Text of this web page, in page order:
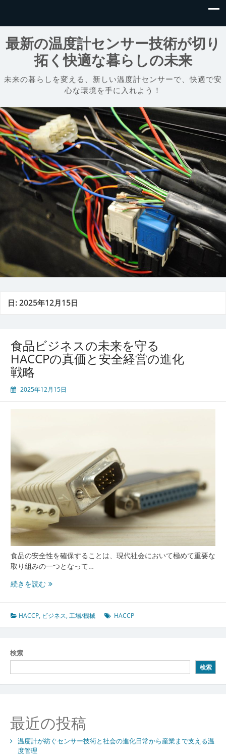
最新の温度計センサー技術が切り
拓く快適な暮らしの未来
未来の暮らしを変える、新しい温度計センサーで、快適で安
心な環境を手に入れよう！
日:2025年12月15日
食品ビジネスの未来を守る
HACCPの真価と安全経営の進化
戦略
2025年12月15日
食品の安全性を確保することは、現代社会において極めて重要な
取り組みの一つとなって…
続きを読む食
ジ
ネ
の
真
価
HACCP, ビジネス,工場/機械 HACCP
検索
検索
最近の投稿
温度計が紡ぐセンサー技術と社会の進化日常から産業まで支える温
度管理